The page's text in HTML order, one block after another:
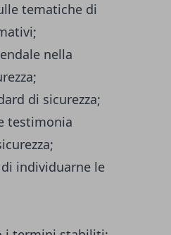
tematiche di
nella
di sicurezza;
testimonia
individuarne le